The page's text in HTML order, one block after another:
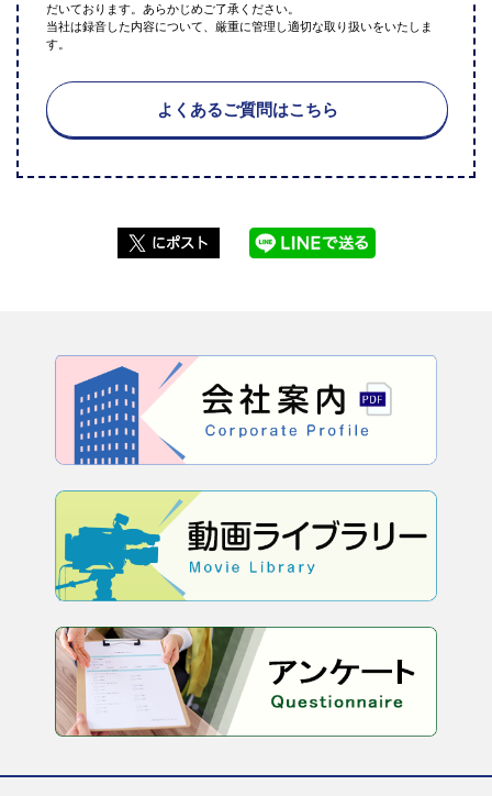
だいております。あらかじめご了承ください。
当社は録音した内容について、厳重に管理し適切な取り扱いをいたしま
す。
よくあるご質問はこちら